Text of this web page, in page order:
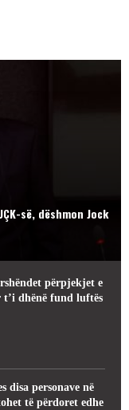
së, dëshmon Jock
përpjekjet e
dhënë fund luftës
disa personave në
të përdoret edhe